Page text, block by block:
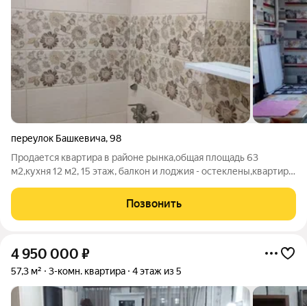
переулок Башкевича,98
Продается квартира в районе рынка,общая площадь 63
м2,кухня 12 м2, 15 этаж, балкон и лоджия - остеклены,квартира
раздельные. номер в базе 311Позвонить
4 950 000 ₽
57,3 м² 3-комн. квартира 4 этаж из 5